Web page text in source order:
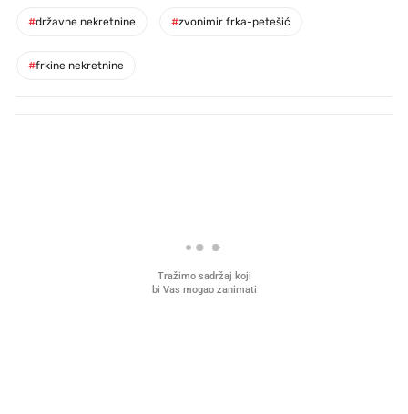
#državne nekretnine #zvonimir frka-petešić
#frkine nekretnine